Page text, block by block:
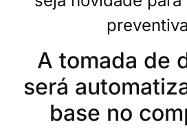
A tomada de
será
base no